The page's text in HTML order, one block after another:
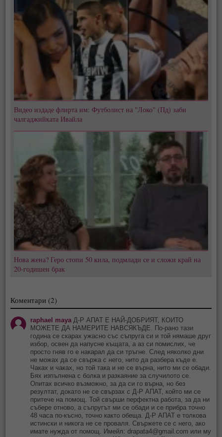
Видео издаде флирта им: Футболист на "Локо" (Пд) заби
чалгаджийката Ивайла
Нова жена? Геро стопи 50 кила, подмлади се и сложи край на
20-годишен брак
Коментари (2)
raphael maya Д-Р АПАТ Е НАЙ-ДОБРИЯТ, КОИТО
МОЖЕТЕ ДА НАМЕРИТЕ НАВСЯКЪДЕ. По-рано тази
година се скарах ужасно със съпруга си и той нямаше друг
избор, освен да напусне къщата, а аз си помислих, че
просто гняв го е накарал да си тръгне. След няколко дни
не можах да се свържа с него, нито да разбера къде е.
Чаках и чаках, но той така и не се върна, нито ми се обади.
Бях изпълнена с болка и разкаяние за случилото се.
Опитах всичко възможно, за да си го върна, но без
резултат, докато не се свързах с Д-Р АПАТ, който ми се
притече на помощ. Той свърши перфектна работа, за да ни
събере отново, а съпругът ми се обади и се прибра точно
48 часа по-късно, точно както обеща. Д-Р АПАТ е толкова
истински и никога не се проваля. Свържете се с него, ако
имате нужда от помощ. Имейл:drapata4@gmail.com или му